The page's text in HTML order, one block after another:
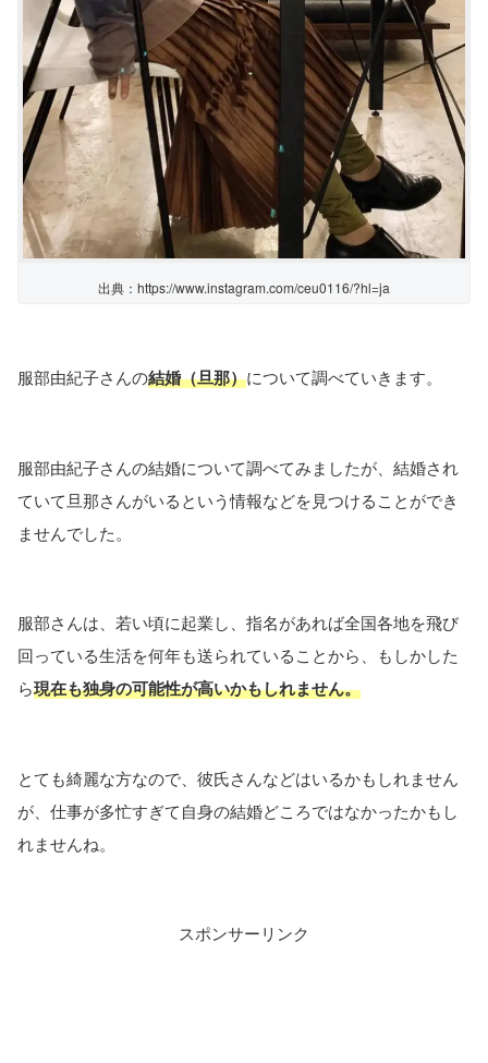
出典：https://www.instagram.com/ceu0116/?hl=ja
服部由紀子さんの結婚（旦那）について調べていきます。
服部由紀子さんの結婚について調べてみましたが、結婚され
ていて旦那さんがいるという情報などを見つけることができ
ませんでした。
服部さんは、若い頃に起業し、指名があれば全国各地を飛び
回っている生活を何年も送られていることから、もしかした
ら現在も独身の可能性が高いかもしれません。
とても綺麗な方なので、彼氏さんなどはいるかもしれません
が、仕事が多忙すぎて自身の結婚どころではなかったかもし
れませんね。
スポンサーリンク